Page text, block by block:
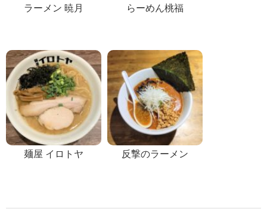
ラーメン 暁月 らーめん桃福
麺屋 イロトヤ 反撃のラーメン